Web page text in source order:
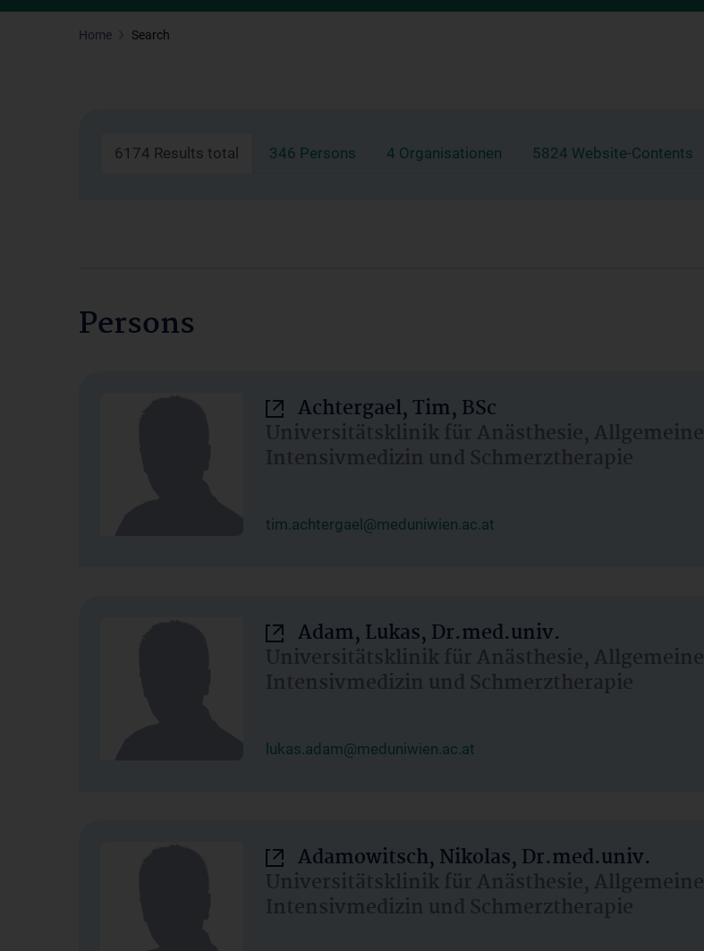
Home Search
6174 Results total 346 Persons 4 Organisationen 5824 Website-Contents
Persons
Achtergael, Tim, BSc
Universitätsklinik für Anästhesie, Allgemeine
Intensivmedizin und Schmerztherapie
tim.achtergael@meduniwien.ac.at
Adam, Lukas, Dr.med.univ.
Universitätsklinik für Anästhesie, Allgemeine
Intensivmedizin und Schmerztherapie
lukas.adam@meduniwien.ac.at
Adamowitsch, Nikolas, Dr.med.univ.
Universitätsklinik für Anästhesie, Allgemeine
Intensivmedizin und Schmerztherapie